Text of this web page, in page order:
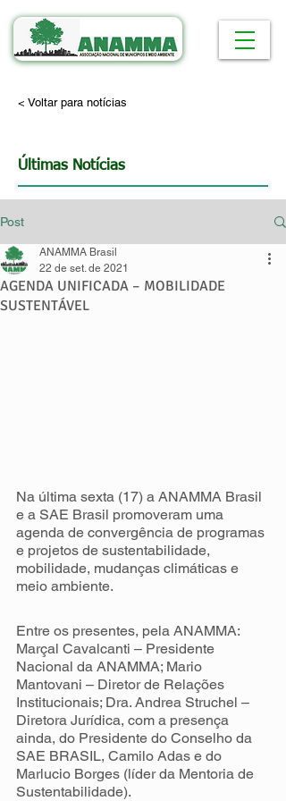
< Voltar para notícias
Últimas Notícias
Post
AGENDA UNIFICADA – MOBILIDADE
SUSTENTÁVEL
ANAMMA Brasil
22 de set. de 2021
Na última sexta (17) a ANAMMA Brasil
e a SAE Brasil promoveram uma
agenda de convergência de programas
e projetos de sustentabilidade,
mobilidade, mudanças climáticas e
meio ambiente.
Entre os presentes, pela ANAMMA:
Marçal Cavalcanti – Presidente
Nacional da ANAMMA; Mario
Mantovani – Diretor de Relações
Institucionais; Dra. Andrea Struchel –
Diretora Jurídica, com a presença
ainda, do Presidente do Conselho da
SAE BRASIL, Camilo Adas e do
Marlucio Borges (líder da Mentoria de
Sustentabilidade).